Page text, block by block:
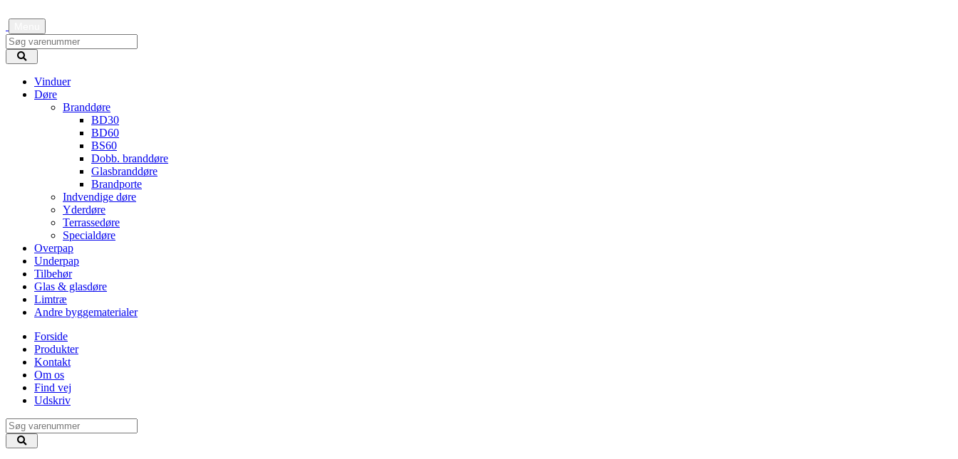
Vinduer
Døre
Branddøre
BD30
BD60
BS60
Dobb. branddøre
Glasbranddøre
Brandporte
Indvendige døre
Yderdøre
Terrassedøre
Specialdøre
Overpap
Underpap
Tilbehør
Glas & glasdøre
Limtræ
Andre byggematerialer
Forside
Produkter
Kontakt
Om os
Find vej
Udskriv